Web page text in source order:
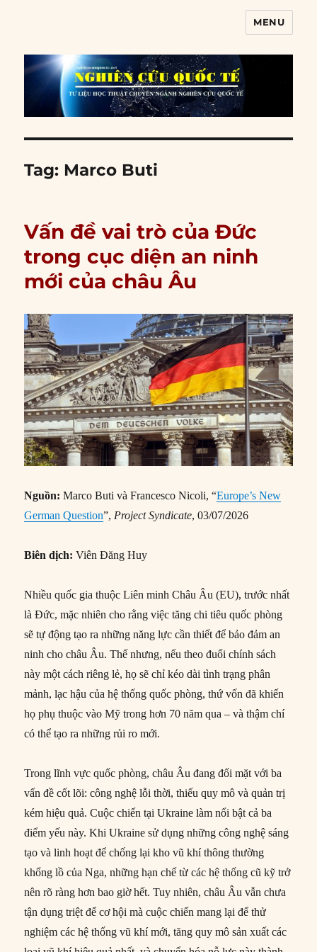
MENU
Tag: Marco Buti
Vấn đề vai trò của Đức
trong cục diện an ninh
mới của châu Âu
Nguồn: Marco Buti và Francesco Nicoli, “Europe’s New
German Question”, Project Syndicate, 03/07/2026
Biên dịch: Viên Đăng Huy
Nhiều quốc gia thuộc Liên minh Châu Âu (EU), trước nhất
là Đức, mặc nhiên cho rằng việc tăng chi tiêu quốc phòng
sẽ tự động tạo ra những năng lực cần thiết để bảo đảm an
ninh cho châu Âu. Thế nhưng, nếu theo đuổi chính sách
này một cách riêng lẻ, họ sẽ chỉ kéo dài tình trạng phân
mảnh, lạc hậu của hệ thống quốc phòng, thứ vốn đã khiến
họ phụ thuộc vào Mỹ trong hơn 70 năm qua – và thậm chí
có thể tạo ra những rủi ro mới.
Trong lĩnh vực quốc phòng, châu Âu đang đối mặt với ba
vấn đề cốt lõi: công nghệ lỗi thời, thiếu quy mô và quản trị
kém hiệu quả. Cuộc chiến tại Ukraine làm nổi bật cả ba
điểm yếu này. Khi Ukraine sử dụng những công nghệ sáng
tạo và linh hoạt để chống lại kho vũ khí thông thường
khổng lồ của Nga, những hạn chế từ các hệ thống cũ kỹ trở
nên rõ ràng hơn bao giờ hết. Tuy nhiên, châu Âu vẫn chưa
tận dụng triệt để cơ hội mà cuộc chiến mang lại để thử
nghiệm các hệ thống vũ khí mới, tăng quy mô sản xuất các